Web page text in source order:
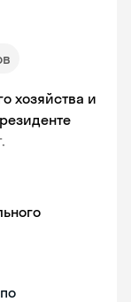
хозяйства и